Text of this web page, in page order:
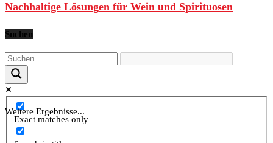
Nachhaltige Lösungen für Wein und Spirituosen
Suchen
Weitere Ergebnisse...
Exact matches only